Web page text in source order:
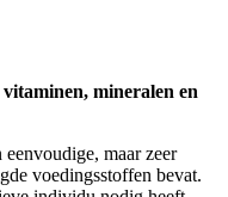
mineralen en
maar zeer
voedingsstoffen bevat.